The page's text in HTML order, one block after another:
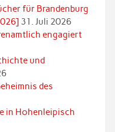
für Brandenburg
31. Juli 2026
engagiert
und
des
in Hohenleipisch